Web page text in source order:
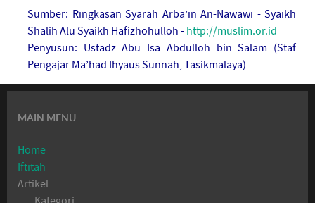
Sumber: Ringkasan Syarah Arba’in An-Nawawi - Syaikh
Shalih Alu Syaikh Hafizhohulloh - http://muslim.or.id
Penyusun: Ustadz Abu Isa Abdulloh bin Salam (Staf
Pengajar Ma’had Ihyaus Sunnah, Tasikmalaya)
MAIN MENU
Home
Iftitah
Artikel